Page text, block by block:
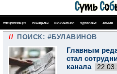
СПЕЦОПЕРАЦИЯ СКАНДАЛЫ ШОУ-БИЗНЕС ЗДОРОВЬЕ АРМИЯ
// ПОИСК: #БУЛАВИНОВ
Главным
стал
канала